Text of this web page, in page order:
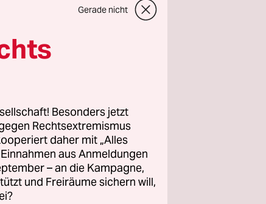
im
zu
für
Gerade nicht
Besonders jetzt
Rechtsextremismus
daher mit „Alles
aus Anmeldungen
– an die Kampagne,
und Freiräume sichern will,